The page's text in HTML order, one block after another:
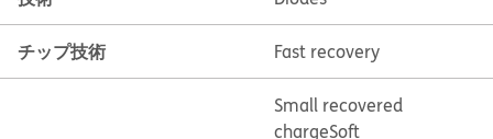
チップ技術 Fast recovery
Small recovered
chargeSoft